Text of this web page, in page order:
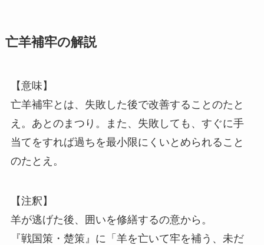
亡羊補牢の解説
【意味】
亡羊補牢とは、失敗した後で改善することのたと
え。あとのまつり。また、失敗しても、すぐに手
当てをすれば過ちを最小限にくいとめられること
のたとえ。
【注釈】
羊が逃げた後、囲いを修繕するの意から。
『戦国策・楚策』に「羊を亡いて牢を補う、未だ